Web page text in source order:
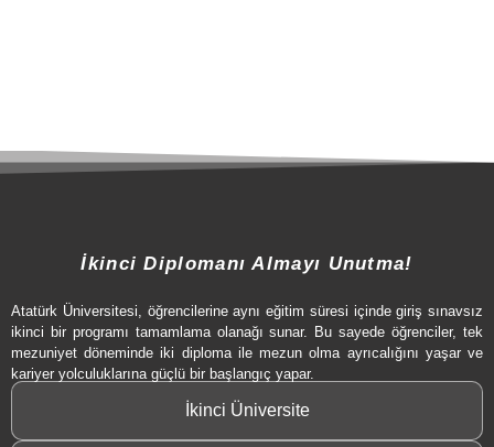
İkinci Diplomanı Almayı Unutma!
Atatürk Üniversitesi, öğrencilerine aynı eğitim süresi içinde giriş sınavsız
ikinci bir programı tamamlama olanağı sunar. Bu sayede öğrenciler, tek
mezuniyet döneminde iki diploma ile mezun olma ayrıcalığını yaşar ve
kariyer yolculuklarına güçlü bir başlangıç yapar.
İkinci Üniversite